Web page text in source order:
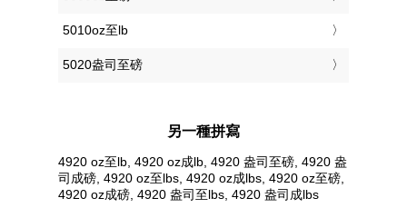
5010oz至lb
5020盎司至磅
另一種拼寫
4920 oz至lb, 4920 oz成lb, 4920 盎司至磅, 4920 盎
司成磅, 4920 oz至lbs, 4920 oz成lbs, 4920 oz至磅,
4920 oz成磅, 4920 盎司至lbs, 4920 盎司成lbs